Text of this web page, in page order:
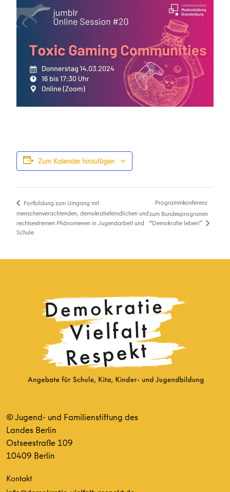
Zum Kalender hinzufügen
Fortbildung zum Umgang mit
menschenverachtenden, demokratiefeindlichen und
rechtsextremen Phänomenen in Jugendarbeit und
Schule
Programmkonferenz
zum Bundesprogramm
“Demokratie leben!”
© Jugend- und Familienstiftung des
Landes Berlin
Ostseestraße 109
10409 Berlin
Kontakt